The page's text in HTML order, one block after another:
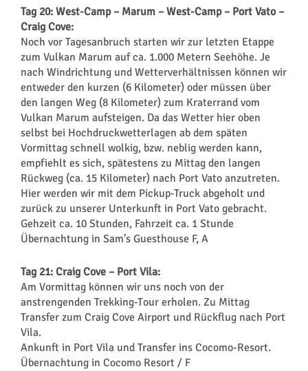
Tag 20: West-Camp – Marum – West-Camp – Port Vato –
Craig Cove:
Noch vor Tagesanbruch starten wir zur letzten Etappe
zum Vulkan Marum auf ca. 1.000 Metern Seehöhe. Je
nach Windrichtung und Wetterverhältnissen können wir
entweder den kurzen (6 Kilometer) oder müssen über
den langen Weg (8 Kilometer) zum Kraterrand vom
Vulkan Marum aufsteigen. Da das Wetter hier oben
selbst bei Hochdruckwetterlagen ab dem späten
Vormittag schnell wolkig, bzw. neblig werden kann,
empfiehlt es sich, spätestens zu Mittag den langen
Rückweg (ca. 15 Kilometer) nach Port Vato anzutreten.
Hier werden wir mit dem Pickup-Truck abgeholt und
zurück zu unserer Unterkunft in Port Vato gebracht.
Gehzeit ca. 10 Stunden, Fahrzeit ca. 1 Stunde
Übernachtung in Sam’s Guesthouse F, A
Tag 21: Craig Cove – Port Vila:
Am Vormittag können wir uns noch von der
anstrengenden Trekking-Tour erholen. Zu Mittag
Transfer zum Craig Cove Airport und Rückflug nach Port
Vila.
Ankunft in Port Vila und Transfer ins Cocomo-Resort.
Übernachtung in Cocomo Resort / F